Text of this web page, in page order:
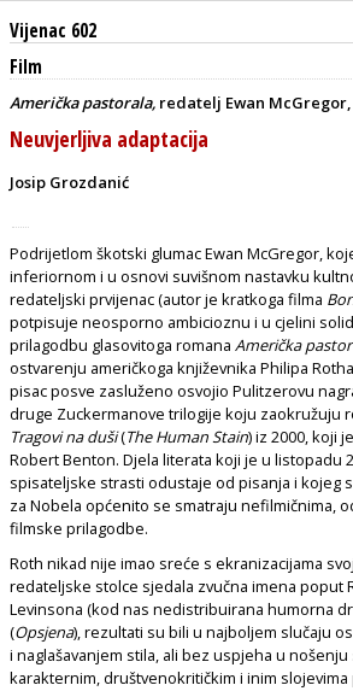
Vijenac 602
Film
Američka pastorala, redatelj Ewan McGregor,
Neuvjerljiva adaptacija
Josip Grozdanić
Podrijetlom škotski glumac Ewan McGregor,
inferiornom i u osnovi suvišnom nastavku
redateljski prvijenac (autor je kratkoga filma
potpisuje neosporno ambicioznu i u cjelini
prilagodbu glasovitoga romana Američka
ostvarenju američkoga književnika Philipa
pisac posve zasluženo osvojio Pulitzerovu
druge Zuckermanove trilogije koju zaokružuju
Tragovi na duši(The Human Stain) iz 2000, koji
Robert Benton. Djela literata koji je u listopadu
spisateljske strasti odustaje od pisanja i kojeg
za Nobela općenito se smatraju nefilmičnima,
filmske prilagodbe.
Roth nikad nije imao sreće s ekranizacijama
redateljske stolce sjedala zvučna imena poput
Levinsona (kod nas nedistribuirana humorna
(Opsjena), rezultati su bili u najboljem slučaju
i naglašavanjem stila, ali bez uspjeha u
karakternim, društvenokritičkim i inim